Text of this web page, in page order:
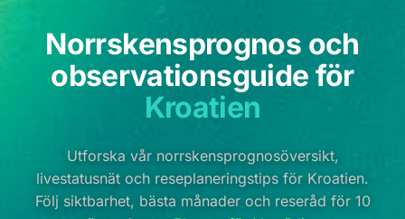
Norrskensprognos och
observationsguide för
Kroatien
Utforska vår norrskensprognosöversikt,
livestatusnät och reseplaneringstips för Kroatien.
Följ siktbarhet, bästa månader och reseråd för 10